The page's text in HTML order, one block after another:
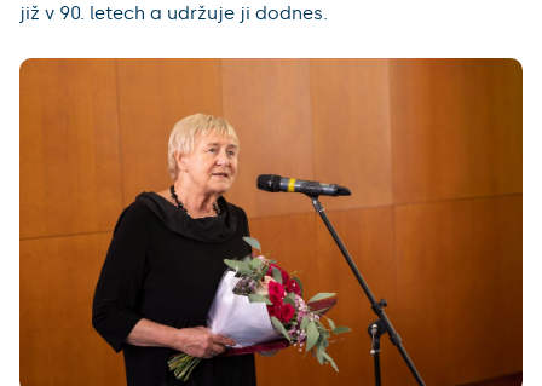
již v 90. letech a udržuje ji dodnes.